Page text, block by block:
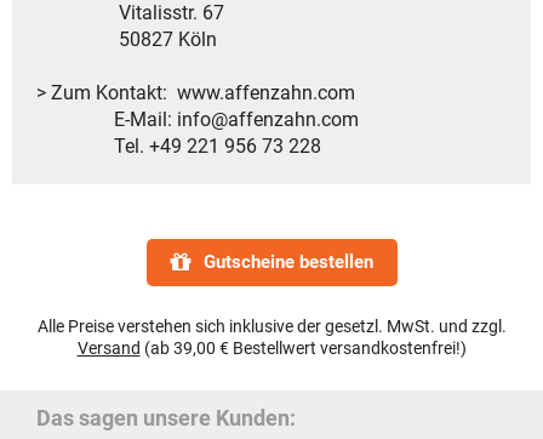
Vitalisstr. 67
50827 Köln
> Zum Kontakt: www.affenzahn.com
E-Mail: info@affenzahn.com
Tel. +49 221 956 73 228
Gutscheine bestellen
Alle Preise verstehen sich inklusive der gesetzl. MwSt. und zzgl.
Versand (ab 39,00 € Bestellwert versandkostenfrei!)
Das sagen unsere Kunden: